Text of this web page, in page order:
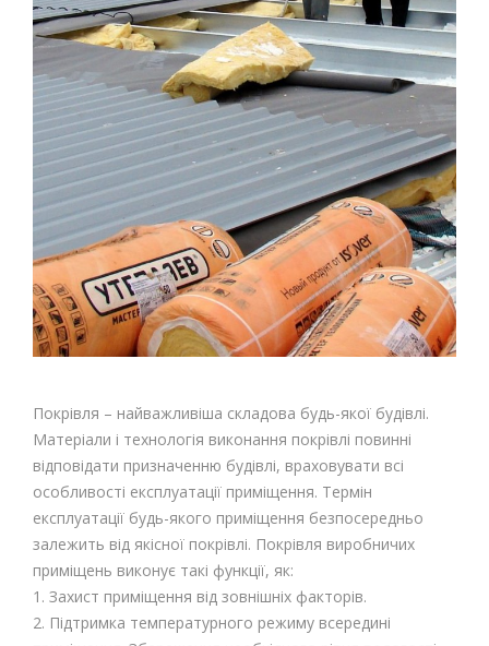
Покрівля – найважливіша складова будь-якої будівлі.
Матеріали і технологія виконання покрівлі повинні
відповідати призначенню будівлі, враховувати всі
особливості експлуатації приміщення. Термін
експлуатації будь-якого приміщення безпосередньо
залежить від якісної покрівлі. Покрівля виробничих
приміщень виконує такі функції, як:
1. Захист приміщення від зовнішніх факторів.
2. Підтримка температурного режиму всередині